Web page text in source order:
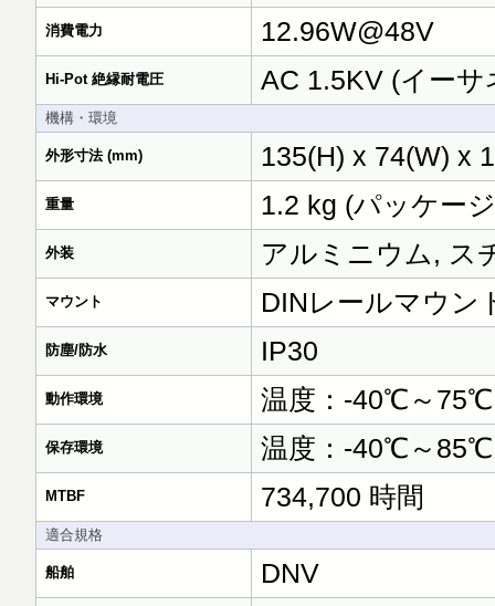
消費電力 12.96W@48V
Hi-Pot 絶縁耐電圧 AC 1.5KV (イーサ
機構・環境
外形寸法 (mm) 135(H) x 74(W) x
重量 1.2 kg (パッケー
外装 アルミニウム, ス
マウント DINレールマウン
防塵/防水 IP30
動作環境 温度：-40℃～
保存環境 温度：-40℃～
MTBF 734,700 時間
適合規格
船舶 DNV